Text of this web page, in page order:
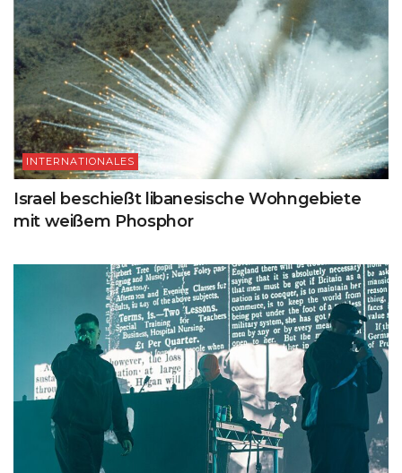
INTERNATIONALES
Israel beschießt libanesische Wohngebiete
mit weißem Phosphor